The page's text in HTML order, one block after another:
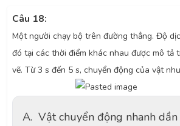
Câu 18:
Một người chạy bộ trên đường thẳng. Độ
đó tại các thời điểm khác nhau được mô tả
vẽ. Từ 3 s đến 5 s, chuyển động của vật
A. Vật chuyển động nhanh